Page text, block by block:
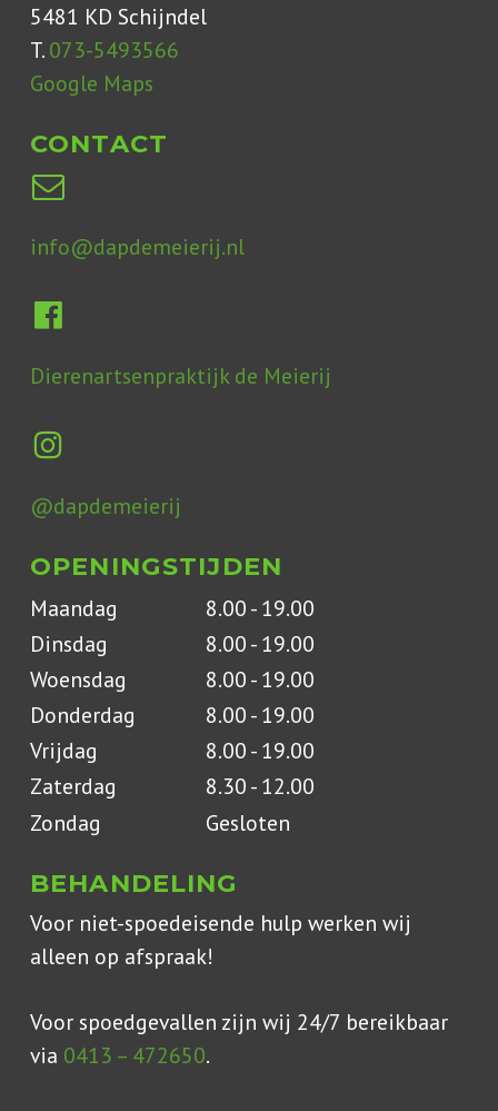
5481 KD Schijndel
T. 073-5493566
Google Maps
CONTACT
info@dapdemeierij.nl
Dierenartsenpraktijk de Meierij
@dapdemeierij
OPENINGSTIJDEN
Maandag
8.00 - 19.00
Dinsdag
8.00 - 19.00
Woensdag
8.00 - 19.00
Donderdag
8.00 - 19.00
Vrijdag
8.00 - 19.00
Zaterdag
8.30 - 12.00
Zondag
Gesloten
BEHANDELING
Voor niet-spoedeisende hulp werken wij
alleen op afspraak!
Voor spoedgevallen zijn wij 24/7 bereikbaar
via 0413 – 472650.